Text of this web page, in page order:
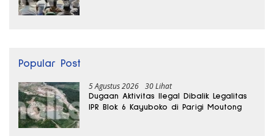
Popular Post
5 Agustus 2026 30 Lihat
Dugaan Aktivitas Ilegal Dibalik Legalitas
IPR Blok 6 Kayuboko di Parigi Moutong